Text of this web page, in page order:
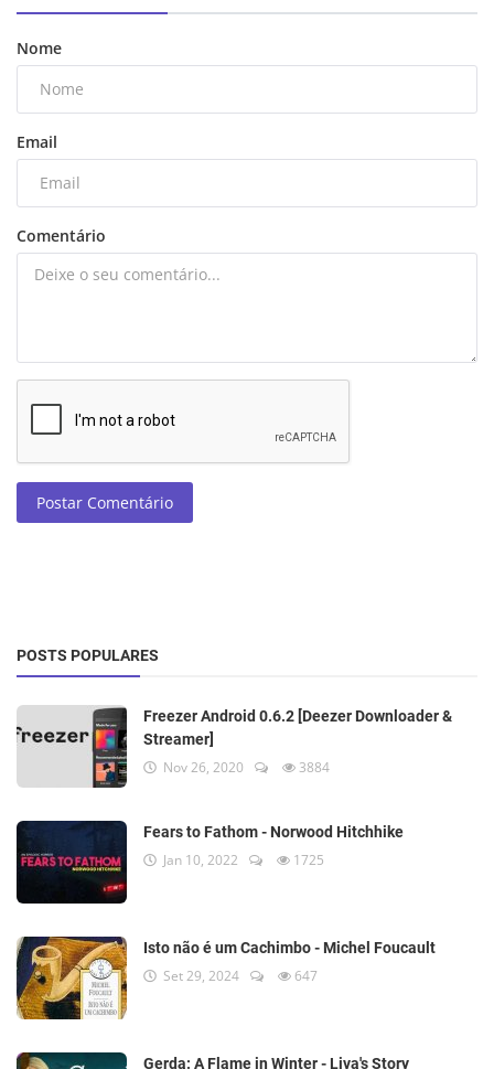
Nome
Email
Comentário
Postar Comentário
POSTS POPULARES
Freezer Android 0.6.2 [Deezer Downloader &
Streamer]
Nov 26, 2020 3884
Fears to Fathom - Norwood Hitchhike
Jan 10, 2022 1725
Isto não é um Cachimbo - Michel Foucault
Set 29, 2024 647
Gerda: A Flame in Winter - Liva's Story